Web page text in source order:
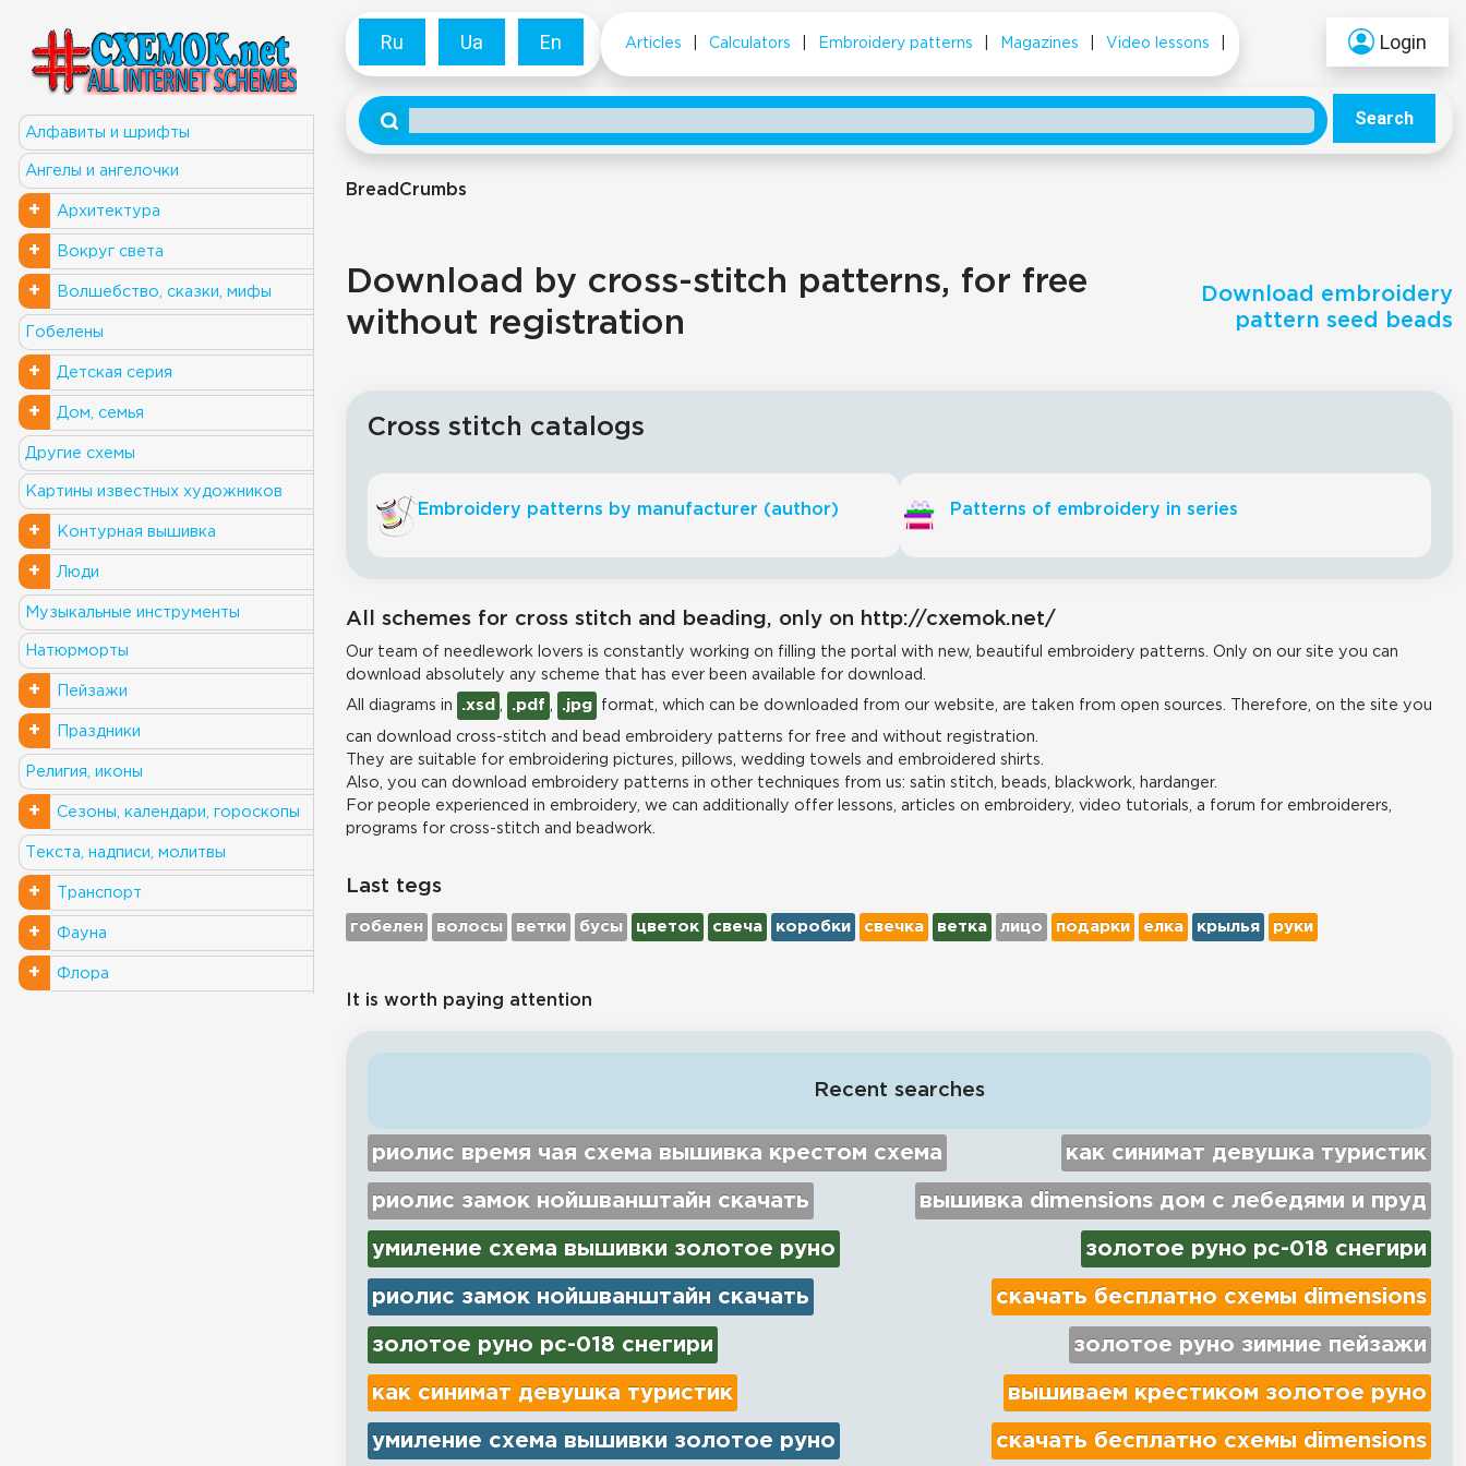
Алфавиты и шрифты
Ангелы и ангелочки
+ Архитектура
+ Вокруг света
+ Волшебство, сказки, мифы
Гобелены
+ Детская серия
+ Дом, семья
Другие схемы
Картины известных художников
+ Контурная вышивка
+ Люди
Музыкальные инструменты
Натюрморты
+ Пейзажи
+ Праздники
Религия, иконы
+ Сезоны, календари, гороскопы
Текста, надписи, молитвы
+ Транспорт
+ Фауна
+ Флора
Ru Ua En Articles Calculators Embroidery patterns Magazines Video lessons Login
Search
BreadCrumbs
Download by cross-stitch patterns, for free
without registration
Download embroidery
pattern seed beads
Cross stitch catalogs
Embroidery patterns by manufacturer (author) Patterns of embroidery in series
All schemes for cross stitch and beading, only on http://cxemok.net/
Our team of needlework lovers is constantly working on filling the portal with new, beautiful embroidery patterns. Only on our site you can
download absolutely any scheme that has ever been available for download.
All diagrams in .xsd .pdf .jpg format, which can be downloaded from our website, are taken from open sources. Therefore, on the site you
can download cross-stitch and bead embroidery patterns for free and without registration.
They are suitable for embroidering pictures, pillows, wedding towels and embroidered shirts.
Also, you can download embroidery patterns in other techniques from us: satin stitch, beads, blackwork, hardanger.
For people experienced in embroidery, we can additionally offer lessons, articles on embroidery, video tutorials, a forum for embroiderers,
programs for cross-stitch and beadwork.
Last tegs
гобелен волосы ветки бусы цветок свеча коробки свечка ветка лицо подарки елка крылья руки
It is worth paying attention
Recent searches
риолис время чая схема вышивка крестом схема как синимат девушка туристик
риолис замок нойшванштайн скачать вышивка dimensions дом с лебедями и пруд
умиление схема вышивки золотое руно золотое руно рс-018 снегири
риолис замок нойшванштайн скачать скачать бесплатно схемы dimensions
золотое руно рс-018 снегири золотое руно зимние пейзажи
как синимат девушка туристик вышиваем крестиком золотое руно
умиление схема вышивки золотое руно скачать бесплатно схемы dimensions